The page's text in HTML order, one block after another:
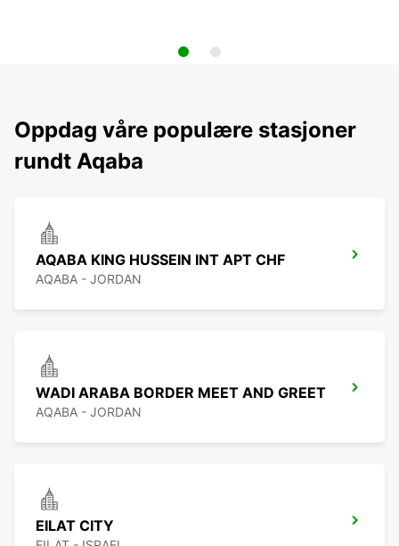
Oppdag våre populære stasjoner
rundt Aqaba
AQABA KING HUSSEIN INT APT CHF
AQABA - JORDAN
WADI ARABA BORDER MEET AND GREET
AQABA - JORDAN
EILAT CITY